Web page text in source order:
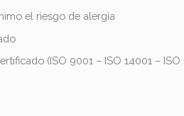
el riesgo de alergia
(ISO 9001 – ISO 14001 – ISO